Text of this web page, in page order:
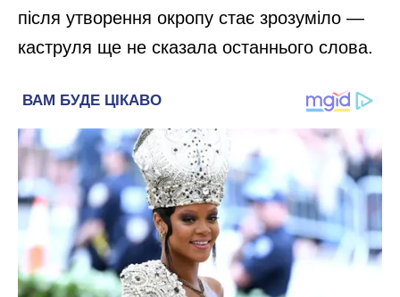
після утворення окропу стає зрозуміло —
каструля ще не сказала останнього слова.